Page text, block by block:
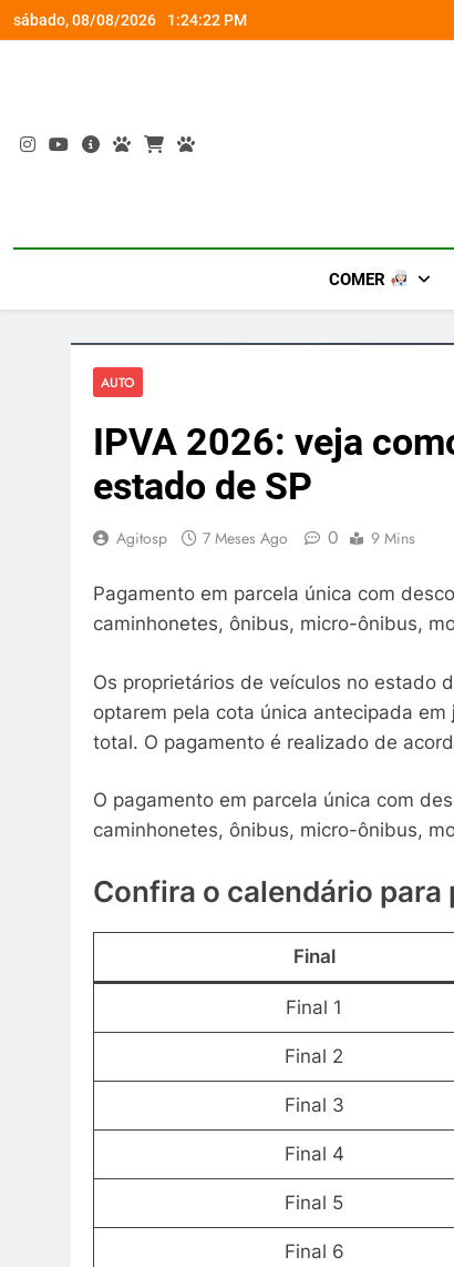
Skip
to
sábado, 08/08/2026 1:24:23 PM
ao diabetes
COMER
AUTO
IPVA 2026: veja
estado de SP
Agitosp 7 Meses Ago 0 9 Mins
Pagamento em parcela única com
caminhonetes, ônibus, micro-ônibus,
Os proprietários de veículos no estado
optarem pela cota única antecipada em
total. O pagamento é realizado de
O pagamento em parcela única com
caminhonetes, ônibus, micro-ônibus,
Confira o calendário
Final
Final 1
Final 2
Final 3
Final 4
Final 5
Final 6